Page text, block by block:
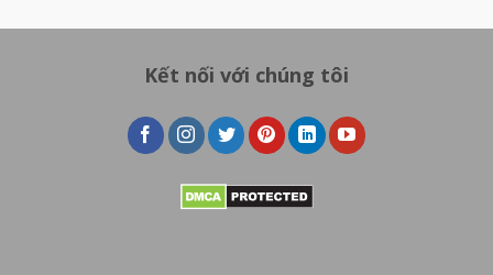
Kết nối với chúng tôi